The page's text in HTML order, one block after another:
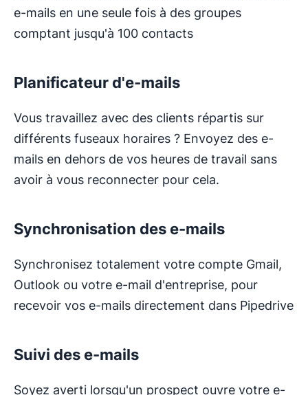
e-mails en une seule fois à des groupes
comptant jusqu'à 100 contacts
Planificateur d'e-mails
Vous travaillez avec des clients répartis sur
différents fuseaux horaires ? Envoyez des e-
mails en dehors de vos heures de travail sans
avoir à vous reconnecter pour cela.
Synchronisation des e-mails
Synchronisez totalement votre compte Gmail,
Outlook ou votre e-mail d'entreprise, pour
recevoir vos e-mails directement dans Pipedrive
Suivi des e-mails
Soyez averti lorsqu'un prospect ouvre votre e-